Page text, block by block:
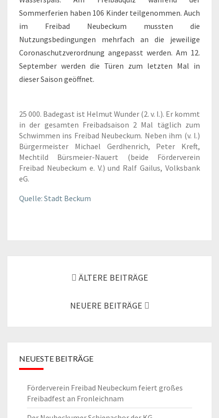
Sommerferien haben 106 Kinder teilgenommen. Auch
im Freibad Neubeckum mussten die
Nutzungsbedingungen mehrfach an die jeweilige
Coronaschutzverordnung angepasst werden. Am 12.
September werden die Türen zum letzten Mal in
dieser Saison geöffnet.
25 000. Badegast ist Helmut Wunder (2. v. l.). Er kommt
in der gesamten Freibadsaison 2 Mal täglich zum
Schwimmen ins Freibad Neubeckum. Neben ihm (v. l.)
Bürgermeister Michael Gerdhenrich, Peter Kreft,
Mechtild Bürsmeier-Nauert (beide Förderverein
Freibad Neubeckum e. V.) und Ralf Gailus, Volksbank
eG.
Quelle: Stadt Beckum
ÄLTERE BEITRÄGE
NEUERE BEITRÄGE
NEUESTE BEITRÄGE
Förderverein Freibad Neubeckum feiert großes
Freibadfest an Fronleichnam